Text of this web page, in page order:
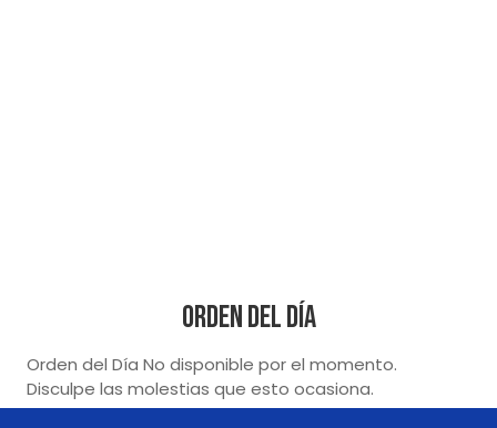
Orden del Día
Orden del Día No disponible por el momento.
Disculpe las molestias que esto ocasiona.